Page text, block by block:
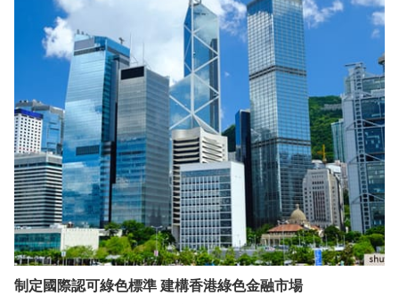
制定國際認可綠色標準 建構香港綠色金融市場